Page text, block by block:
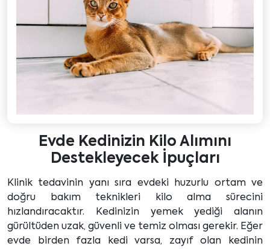
Evde Kedinizin Kilo Alımını
Destekleyecek İpuçları
Klinik tedavinin yanı sıra evdeki huzurlu ortam ve
doğru bakım teknikleri kilo alma sürecini
hızlandıracaktır. Kedinizin yemek yediği alanın
gürültüden uzak, güvenli ve temiz olması gerekir. Eğer
evde birden fazla kedi varsa, zayıf olan kedinin